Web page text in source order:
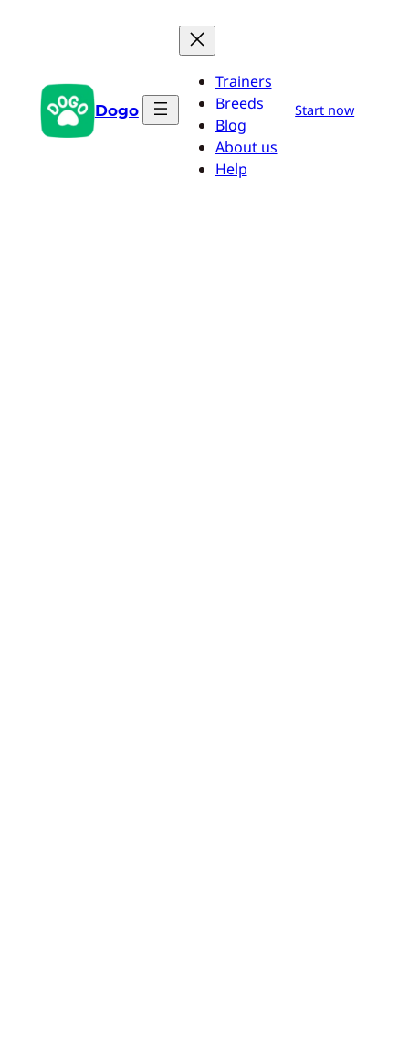
Dogo
Trainers
Breeds
Blog
About us
Help
Start now